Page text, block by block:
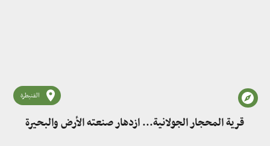
القنيطرة
قرية المحجار الجولانية... ازدهار صنعته الأرض والبحيرة